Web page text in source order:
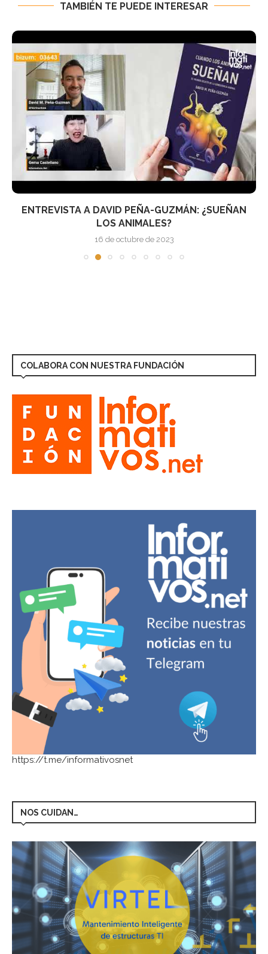
TAMBIÉN TE PUEDE INTERESAR
ENTREVISTA A DAVID PEÑA-GUZMÁN: ¿SUEÑAN
LOS ANIMALES?
16 de octubre de 2023
COLABORA CON NUESTRA FUNDACIÓN
https://t.me/informativosnet
NOS CUIDAN…